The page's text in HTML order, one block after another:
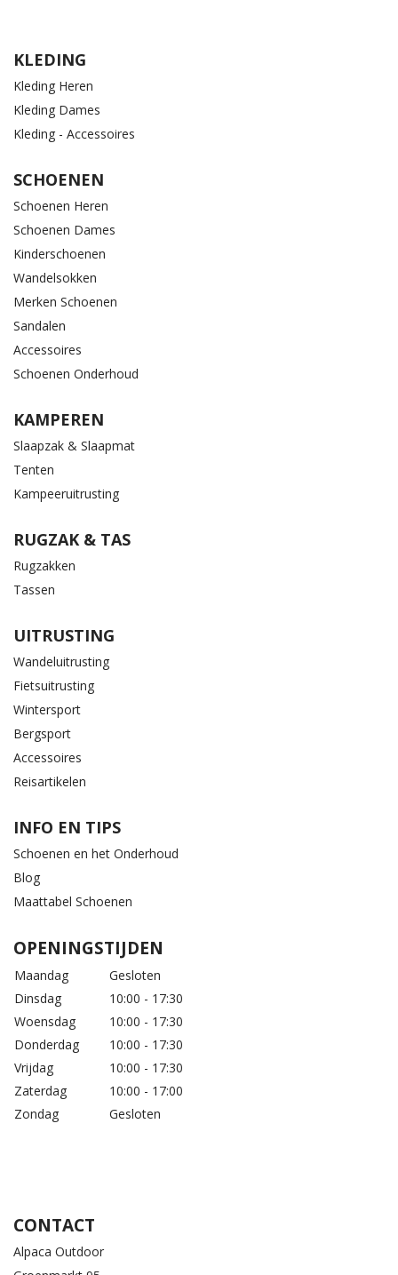
KLEDING
Kleding Heren
Kleding Dames
Kleding - Accessoires
SCHOENEN
Schoenen Heren
Schoenen Dames
Kinderschoenen
Wandelsokken
Merken Schoenen
Sandalen
Accessoires
Schoenen Onderhoud
KAMPEREN
Slaapzak & Slaapmat
Tenten
Kampeeruitrusting
RUGZAK & TAS
Rugzakken
Tassen
UITRUSTING
Wandeluitrusting
Fietsuitrusting
Wintersport
Bergsport
Accessoires
Reisartikelen
INFO EN TIPS
Schoenen en het Onderhoud
Blog
Maattabel Schoenen
OPENINGSTIJDEN
Maandag
Gesloten
Dinsdag
10:00 - 17:30
Woensdag
10:00 - 17:30
Donderdag
10:00 - 17:30
Vrijdag
10:00 - 17:30
Zaterdag
10:00 - 17:00
Zondag
Gesloten
CONTACT
Alpaca Outdoor